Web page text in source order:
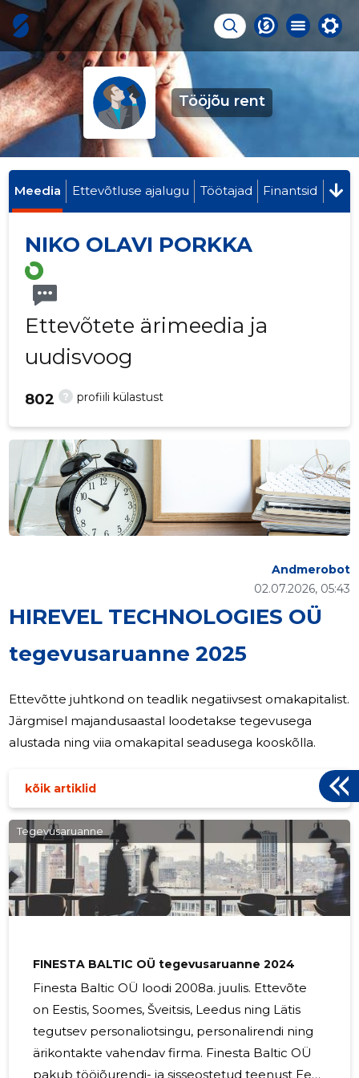
Tööjõu rent
Meedia Ettevõtluse ajalugu Töötajad Finantsid
NIKO OLAVI PORKKA
Ettevõtete ärimeedia ja
uudisvoog
? profiili külastust
802
HIREVEL TECHNOLOGIES OÜ
tegevusaruanne 2025
02.07.2026, 05:43
Andmerobot
Ettevõtte juhtkond on teadlik negatiivsest omakapitalist.
Järgmisel majandusaastal loodetakse tegevusega
alustada ning viia omakapital seadusega kooskõlla.
kõik artiklid
Tegevusaruanne
FINESTA BALTIC OÜ tegevusaruanne 2024
Finesta Baltic OÜ loodi 2008a. juulis. Ettevõte
on Eestis, Soomes, Šveitsis, Leedus ning Lätis
tegutsev personaliotsingu, personalirendi ning
ärikontakte vahendav firma. Finesta Baltic OÜ
pakub tööjõurendi- ja sisseostetud teenust Eesti